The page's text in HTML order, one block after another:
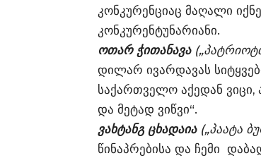
კონკურენციაც მაღალი
კონკურენტუნარიანი.
ოთარ ჭითანავა
დილარ ივარდავას
საქართველო აქედან ვიცი,
და მეტად ვიწვი“.
ვახტანგ ცხადაია(„პაატა
წინაპრებისა და ჩემი